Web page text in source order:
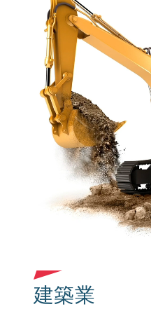
建築業
製造業
商業車隊